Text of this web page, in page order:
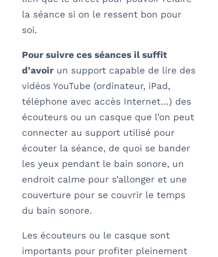
la séance si on le ressent bon pour
soi.
Pour suivre ces séances il suffit
d’avoirun support capable de lire des
vidéos YouTube (ordinateur, iPad,
téléphone avec accès Internet…) des
écouteurs ou un casque que l’on peut
connecter au support utilisé pour
écouter la séance, de quoi se bander
les yeux pendant le bain sonore, un
endroit calme pour s’allonger et une
couverture pour se couvrir le temps
du bain sonore.
Les écouteurs ou le casque sont
importants pour profiter pleinement